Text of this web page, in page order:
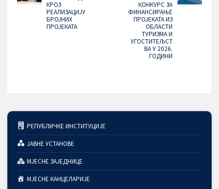
КРОЗ
РЕАЛИЗАЦИЈУ
БРОЈНИХ
ПРОЈЕКАТА
КОНКУРС ЗА
ФИНАНСИРАЊЕ
ПРОЈЕКАТА ИЗ
ОБЛАСТИ
ТУРИЗМА И
УГОСТИТЕЉСТ
ВА У 2026.
ГОДИНИ
РЕПУБЛИЧКЕ ИНСТИТУЦИЈЕ
ЈАВНЕ УСТАНОВЕ
МЈЕСНЕ ЗАЈЕДНИЦЕ
МЈЕСНЕ КАНЦЕЛАРИЈЕ